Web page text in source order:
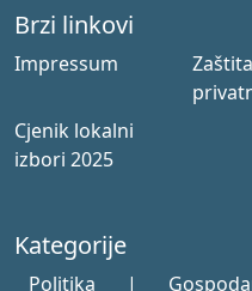
Brzi linkovi
Impressum
Zaštita
Cjenik lokalni
izbori 2025
Kategorije
Politika |